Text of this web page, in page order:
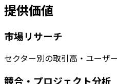
提供価値
市場リサーチ
セクター別の取引高・ユーザ
競合・プロジェクト分析